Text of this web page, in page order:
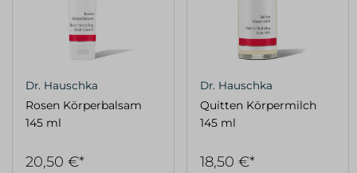
Dr. Hauschka
Rosen Körperbalsam
145 ml
20,50 €*
Dr. Hauschka
Quitten Körpermilch
145 ml
18,50 €*